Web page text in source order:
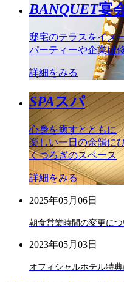
BANQUET宴
邸宅のテラスをイメ
パーティーや企業研
詳細をみる
SPAスパ
心身を癒すとともに
楽しい一日の余韻に
くつろぎのスペース
詳細をみる
2025年05月06日
朝食営業時間の変更につ
2023年05月03日
オフィシャルホテル特